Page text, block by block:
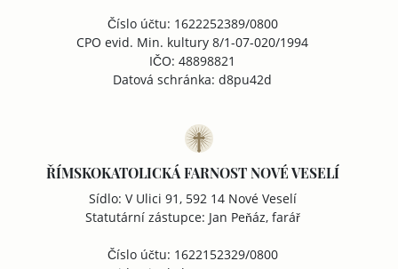
Číslo účtu: 1622252389/0800
CPO evid. Min. kultury 8/1-07-020/1994
IČO: 48898821
Datová schránka: d8pu42d
ŘÍMSKOKATOLICKÁ FARNOST NOVÉ VESELÍ
Sídlo: V Ulici 91, 592 14 Nové Veselí
Statutární zástupce: Jan Peňáz, farář
Číslo účtu: 1622152329/0800